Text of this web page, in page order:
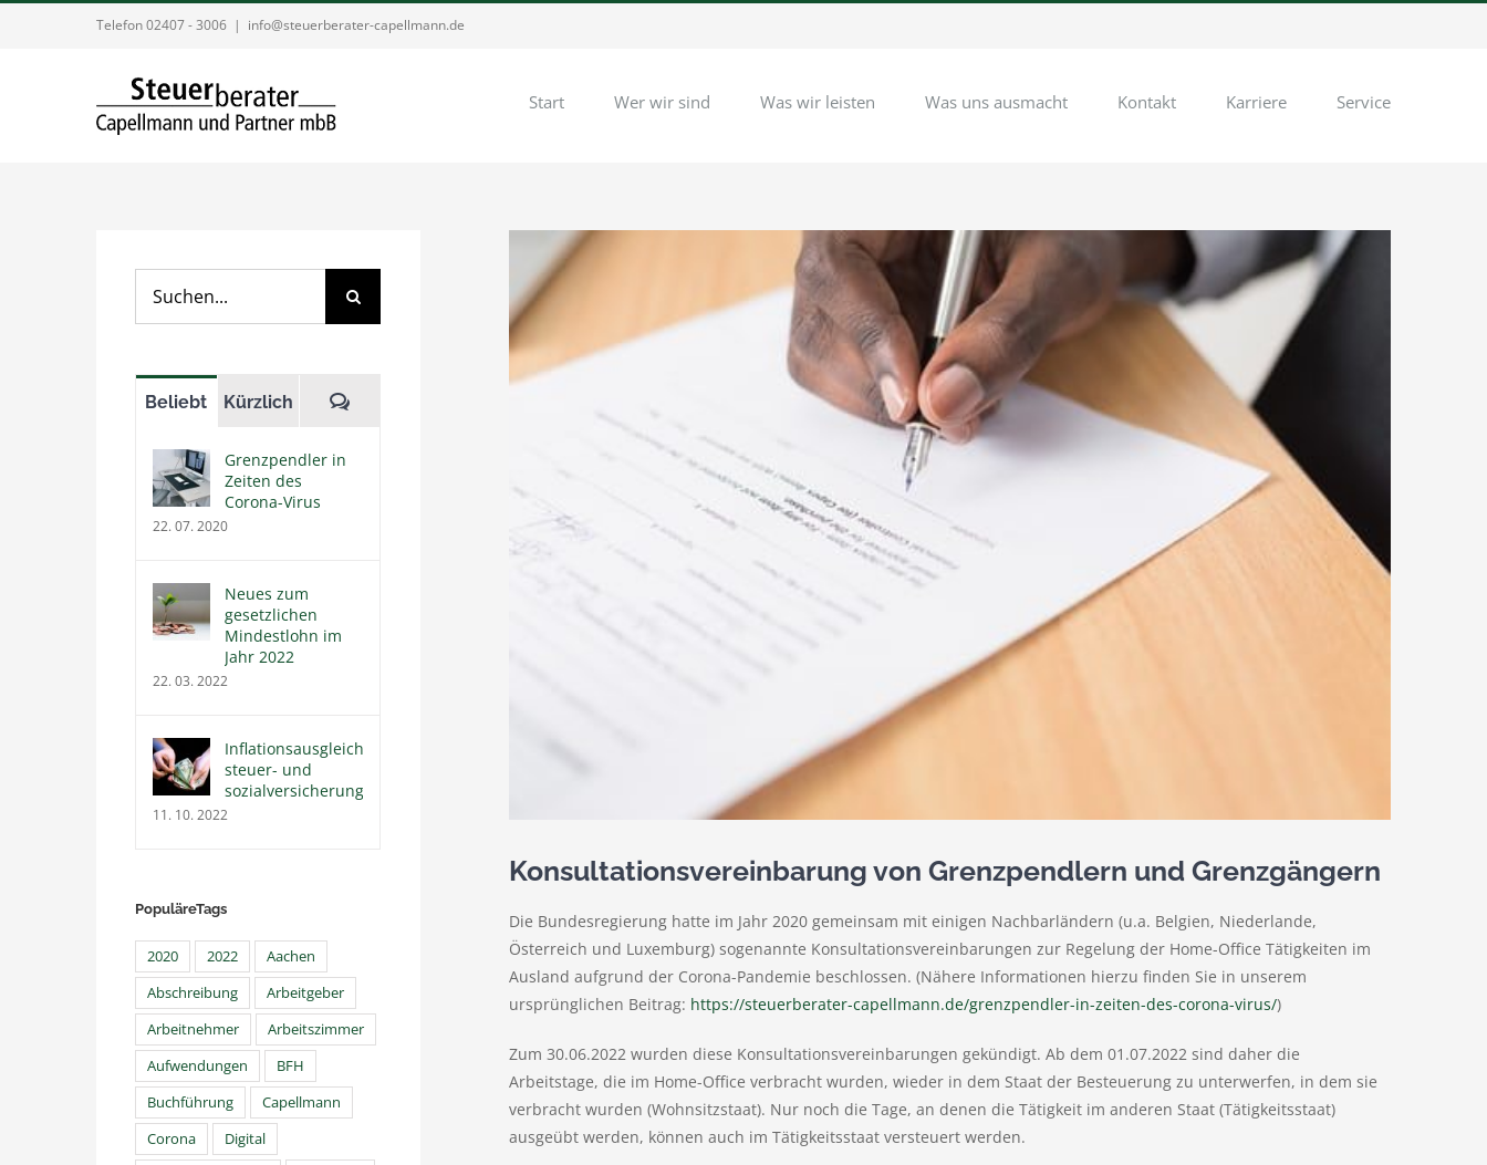
Telefon 02407 - 3006 | info@steuerberater-capellmann.de
Start Wer wir sind Was wir leisten Was uns ausmacht Kontakt Karriere Service
grösseres
Bild
Konsultationsvereinbarung von Grenzpendlern und Grenzgängern
Die Bundesregierung hatte im Jahr 2020 gemeinsam mit einigen Nachbarländern (u.a. Belgien, Niederlande,
Österreich und Luxemburg) sogenannte Konsultationsvereinbarungen zur Regelung der Home-Office Tätigkeiten im
Ausland aufgrund der Corona-Pandemie beschlossen. (Nähere Informationen hierzu finden Sie in unserem
ursprünglichen Beitrag: https://steuerberater-capellmann.de/grenzpendler-in-zeiten-des-corona-virus/)
Zum 30.06.2022 wurden diese Konsultationsvereinbarungen gekündigt. Ab dem 01.07.2022 sind daher die
Arbeitstage, die im Home-Office verbracht wurden, wieder in dem Staat der Besteuerung zu unterwerfen, in dem sie
verbracht wurden (Wohnsitzstaat). Nur noch die Tage, an denen die Tätigkeit im anderen Staat (Tätigkeitsstaat)
ausgeübt werden, können auch im Tätigkeitsstaat versteuert werden.
nach:
Beliebt Kürzlich Kommentare
Grenzpendler in
Zeiten des
Corona-Virus
22. 07. 2020
Neues zum
gesetzlichen
Mindestlohn im
Jahr 2022
22. 03. 2022
Inflationsausgleichsprämie
steuer- und
sozialversicherungsfrei
11. 10. 2022
PopuläreTags
2020 2022
Aachen
Abschreibung
Arbeitgeber
Arbeitnehmer
Arbeitszimmer
Aufwendungen
BFH
Buchführung
Capellmann
Corona
Digital